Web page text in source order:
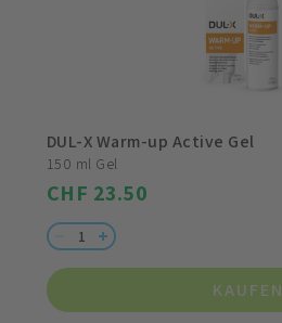
DUL-X Warm-up Active Gel
150 ml Gel
CHF 23.50
KAUFEN